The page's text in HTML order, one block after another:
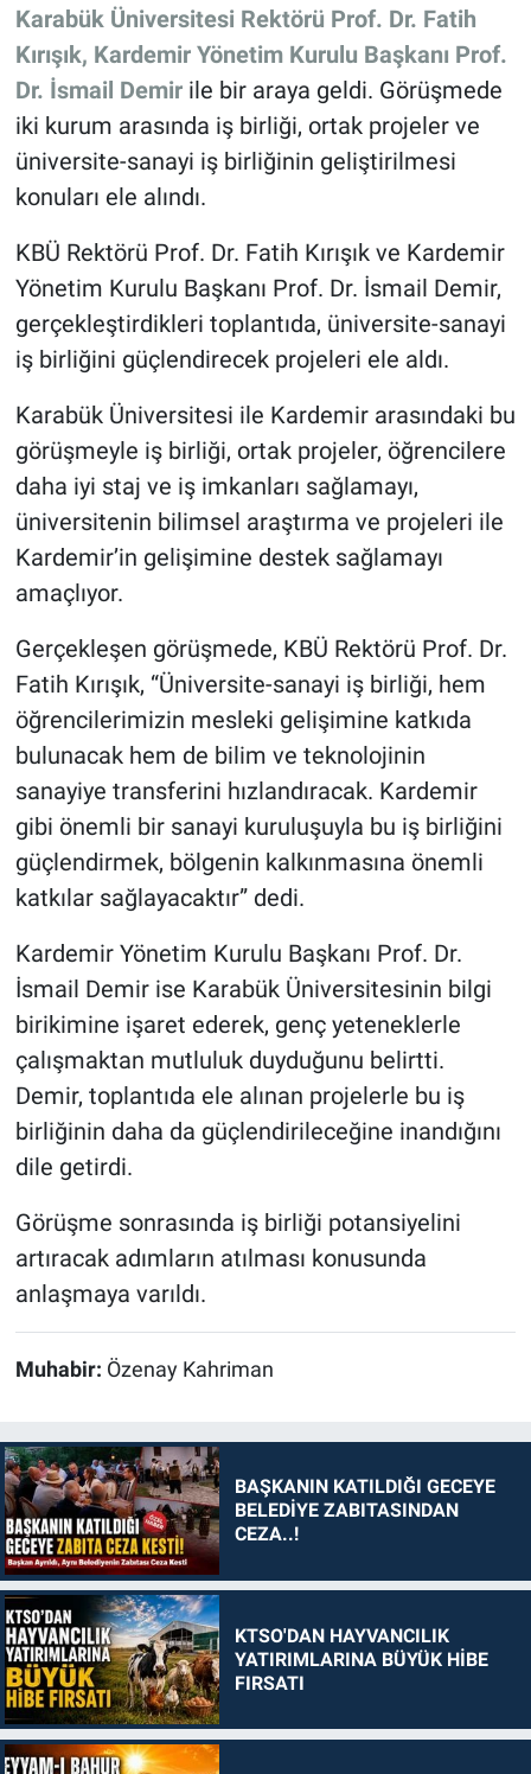
Karabük Üniversitesi Rektörü Prof. Dr. Fatih
Kırışık, Kardemir Yönetim Kurulu Başkanı Prof.
Dr. İsmail Demirile bir araya geldi. Görüşmede
iki kurum arasında iş birliği, ortak projeler ve
üniversite-sanayi iş birliğinin geliştirilmesi
konuları ele alındı.
KBÜ Rektörü Prof. Dr. Fatih Kırışık ve Kardemir
Yönetim Kurulu Başkanı Prof. Dr. İsmail Demir,
gerçekleştirdikleri toplantıda, üniversite-sanayi
iş birliğini güçlendirecek projeleri ele aldı.
Karabük Üniversitesi ile Kardemir arasındaki bu
görüşmeyle iş birliği, ortak projeler, öğrencilere
daha iyi staj ve iş imkanları sağlamayı,
üniversitenin bilimsel araştırma ve projeleri ile
Kardemir’in gelişimine destek sağlamayı
amaçlıyor.
Gerçekleşen görüşmede, KBÜ Rektörü Prof. Dr.
Fatih Kırışık, “Üniversite-sanayi iş birliği, hem
öğrencilerimizin mesleki gelişimine katkıda
bulunacak hem de bilim ve teknolojinin
sanayiye transferini hızlandıracak. Kardemir
gibi önemli bir sanayi kuruluşuyla bu iş birliğini
güçlendirmek, bölgenin kalkınmasına önemli
katkılar sağlayacaktır” dedi.
Kardemir Yönetim Kurulu Başkanı Prof. Dr.
İsmail Demir ise Karabük Üniversitesinin bilgi
birikimine işaret ederek, genç yeteneklerle
çalışmaktan mutluluk duyduğunu belirtti.
Demir, toplantıda ele alınan projelerle bu iş
birliğinin daha da güçlendirileceğine inandığını
dile getirdi.
Görüşme sonrasında iş birliği potansiyelini
artıracak adımların atılması konusunda
anlaşmaya varıldı.
Muhabir: Özenay Kahriman
BAŞKANIN KATILDIĞI GECEYE
BELEDİYE ZABITASINDAN
CEZA..!
KTSO'DAN HAYVANCILIK
YATIRIMLARINA BÜYÜK HİBE
FIRSATI